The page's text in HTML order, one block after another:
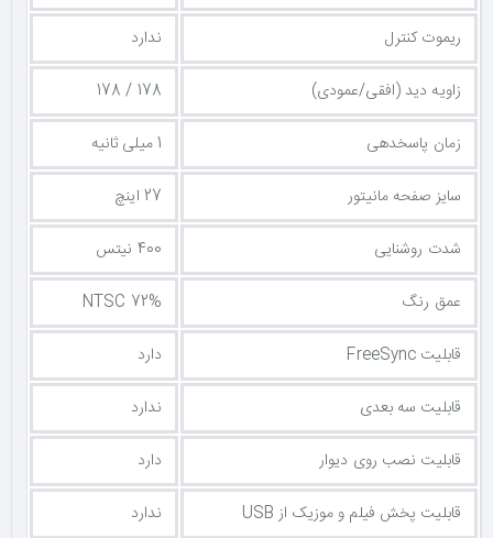
ریموت کنترل
ندارد
زاویه دید (افقی/عمودی)
178 / 178
زمان پاسخدهی
1 میلی ثانیه
سایز صفحه مانیتور
27 اینچ
شدت روشنایی
400 نیتس
عمق رنگ
NTSC 72%
قابلیت FreeSync
دارد
قابلیت سه بعدی
ندارد
قابلیت نصب روی دیوار
دارد
قابلیت پخش فیلم و موزیک از USB
ندارد